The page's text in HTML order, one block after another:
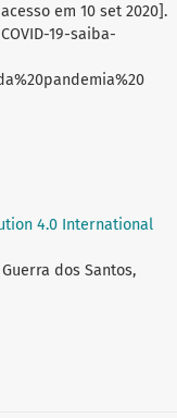
em 10 set 2020].
19-saiba-
4.0 International
dos Santos,